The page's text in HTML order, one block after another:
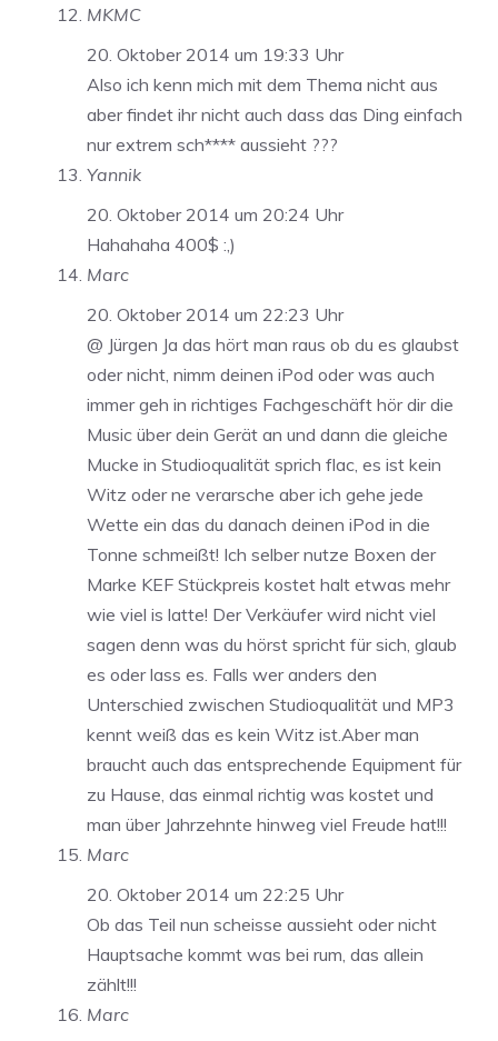
MKMC
20. Oktober 2014 um 19:33 Uhr
Also ich kenn mich mit dem Thema nicht aus
aber findet ihr nicht auch dass das Ding einfach
nur extrem sch**** aussieht ???
Yannik
20. Oktober 2014 um 20:24 Uhr
Hahahaha 400$ :,)
Marc
20. Oktober 2014 um 22:23 Uhr
@ Jürgen Ja das hört man raus ob du es glaubst
oder nicht, nimm deinen iPod oder was auch
immer geh in richtiges Fachgeschäft hör dir die
Music über dein Gerät an und dann die gleiche
Mucke in Studioqualität sprich flac, es ist kein
Witz oder ne verarsche aber ich gehe jede
Wette ein das du danach deinen iPod in die
Tonne schmeißt! Ich selber nutze Boxen der
Marke KEF Stückpreis kostet halt etwas mehr
wie viel is latte! Der Verkäufer wird nicht viel
sagen denn was du hörst spricht für sich, glaub
es oder lass es. Falls wer anders den
Unterschied zwischen Studioqualität und MP3
kennt weiß das es kein Witz ist.Aber man
braucht auch das entsprechende Equipment für
zu Hause, das einmal richtig was kostet und
man über Jahrzehnte hinweg viel Freude hat!!!
Marc
20. Oktober 2014 um 22:25 Uhr
Ob das Teil nun scheisse aussieht oder nicht
Hauptsache kommt was bei rum, das allein
zählt!!!
Marc